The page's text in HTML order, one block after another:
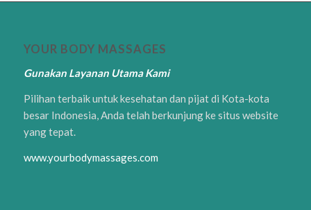
YOUR BODY MASSAGES
Gunakan Layanan Utama Kami
Pilihan terbaik untuk kesehatan dan pijat di Kota-kota
besar Indonesia, Anda telah berkunjung ke situs website
yang tepat.
www.yourbodymassages.com